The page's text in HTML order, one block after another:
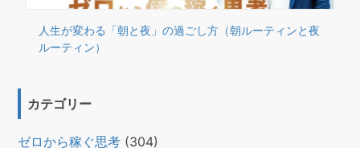
人生が変わる「朝と夜」の過ごし方（朝ルーティンと夜
ルーティン）
カテゴリー
ゼロから稼ぐ思考 (304)